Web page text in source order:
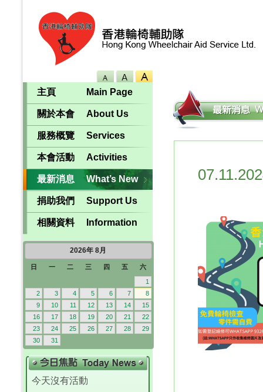
主頁 Main Page
關於本會 About Us
服務概覽 Services
本會活動 Activities
最新消息 What’s New
捐助我們 Support Us
相關資料 Information
2026年 8月
日 一 二 三 四 五 六
1
2
3 4 5 6 7
8
9
10 11 12 13 14
15
16
17 18 19 20 21
22
23
24 25 26 27 28
29
30
31
今天沒有活動